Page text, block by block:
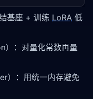
基座 + 训练 LoRA 低
）：对量化常数再量
）：用统一内存避免